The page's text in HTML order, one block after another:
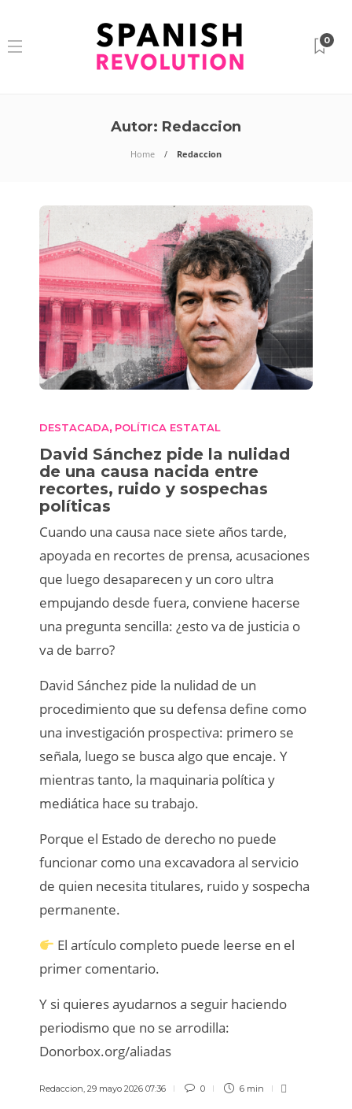
0
Autor: Redaccion
Home Redaccion
DESTACADA, POLÍTICA ESTATAL
David Sánchez pide la nulidad
de una causa nacida entre
recortes, ruido y sospechas
políticas
Cuando una causa nace siete años tarde,
apoyada en recortes de prensa, acusaciones
que luego desaparecen y un coro ultra
empujando desde fuera, conviene hacerse
una pregunta sencilla: ¿esto va de justicia o
va de barro?
David Sánchez pide la nulidad de un
procedimiento que su defensa define como
una investigación prospectiva: primero se
señala, luego se busca algo que encaje. Y
mientras tanto, la maquinaria política y
mediática hace su trabajo.
Porque el Estado de derecho no puede
funcionar como una excavadora al servicio
de quien necesita titulares, ruido y sospecha
permanente.
El artículo completo puede leerse en el
primer comentario.
Y si quieres ayudarnos a seguir haciendo
periodismo que no se arrodilla:
Donorbox.org/aliadas
Redaccion, 29 mayo 2026 07:36 0 6 min